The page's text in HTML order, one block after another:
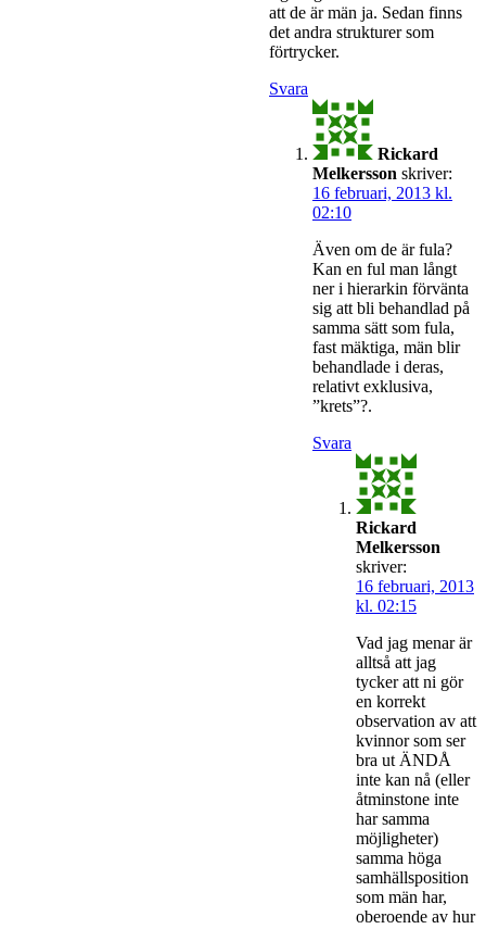
att de är män ja. Sedan finns
det andra strukturer som
förtrycker.
Svara
Rickard
Melkersson skriver:
16 februari, 2013 kl.
02:10
Även om de är fula?
Kan en ful man långt
ner i hierarkin förvänta
sig att bli behandlad på
samma sätt som fula,
fast mäktiga, män blir
behandlade i deras,
relativt exklusiva,
”krets”?.
Svara
Rickard
Melkersson
skriver:
16 februari, 2013
kl. 02:15
Vad jag menar är
alltså att jag
tycker att ni gör
en korrekt
observation av att
kvinnor som ser
bra ut ÄNDÅ
inte kan nå (eller
åtminstone inte
har samma
möjligheter)
samma höga
samhällsposition
som män har,
oberoende av hur